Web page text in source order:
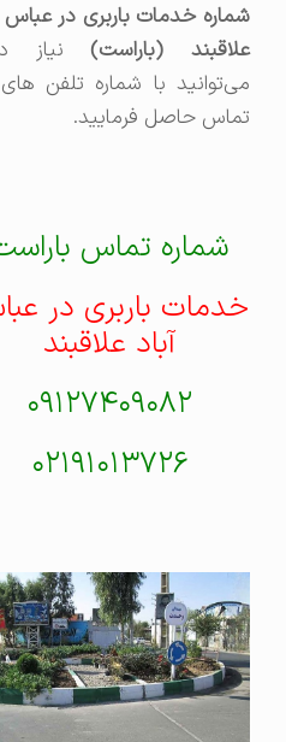
شماره خدمات باربری در عباس آباد
علاقبند (باراست)نیاز دارید
می‌توانید با شماره تلفن های زیر
تماس حاصل فرمایید.
شماره تماس باراست
خدمات باربری در عباس
آباد علاقبند
۰۹۱۲۷۴۰۹۰۸۲
۰۲۱۹۱۰۱۳۷۲۶